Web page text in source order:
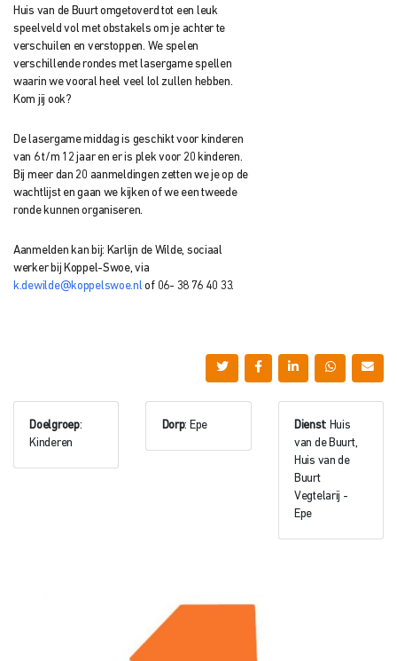
Huis van de Buurt omgetoverd tot een leuk
speelveld vol met obstakels om je achter te
verschuilen en verstoppen. We spelen
verschillende rondes met lasergame spellen
waarin we vooral heel veel lol zullen hebben.
Kom jij ook?
De lasergame middag is geschikt voor kinderen
van 6 t/m 12 jaar en er is plek voor 20 kinderen.
Bij meer dan 20 aanmeldingen zetten we je op de
wachtlijst en gaan we kijken of we een tweede
ronde kunnen organiseren.
Aanmelden kan bij: Karlijn de Wilde, sociaal
werker bij Koppel-Swoe, via
k.dewilde@koppelswoe.nl of 06- 38 76 40 33.
Doelgroep:
Kinderen
Dorp: Epe Dienst: Huis
van de Buurt,
Huis van de
Buurt
Vegtelarij -
Epe